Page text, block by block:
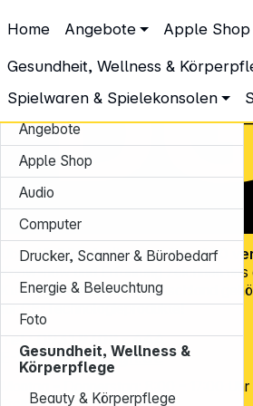
Home Angebote Apple Shop
Gesundheit, Wellness &
Spielwaren & Spielekonsolen
Gesundheit, Wellness & Körperpflege
Blutdruckmesser
Angebote
Apple Shop
Audio
Computer
Drucker, Scanner & Bürobedarf
Energie & Beleuchtung
Foto
Gesundheit, Wellness &
Körperpflege
Beauty & Körperpflege
Über45.000 Artikelund über600
Know-how und Erfahrung zeichnen uns
Kundenadressenin Deutschland
für CE-Technologieprodukte!
Tel.: 0931 9708 - 444
E-Mail:info@dgh.de
Montag – Donnerstag: 8:00 – 17:00 Uhr